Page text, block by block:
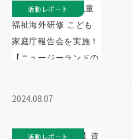
2024.08.07
活動レポート
活動レポート